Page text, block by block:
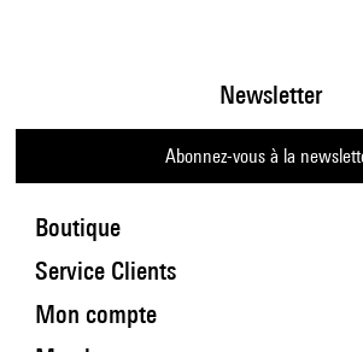
Boutique
Newsletter
Abonnez-vous à la
Service Clients
Mon compte